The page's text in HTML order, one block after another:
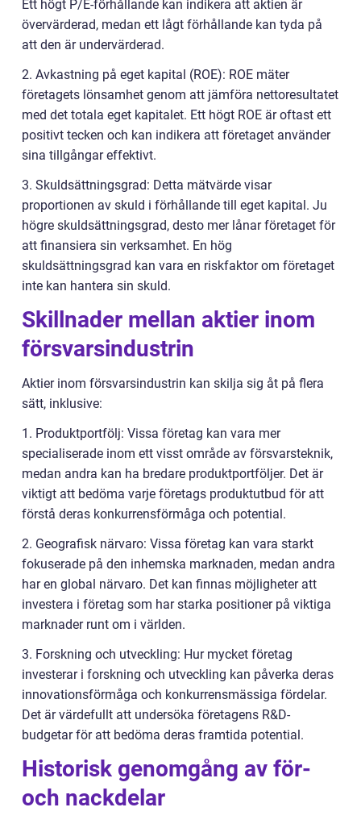
Ett högt P/E-förhållande kan indikera att aktien är
övervärderad, medan ett lågt förhållande kan tyda på
att den är undervärderad.
2. Avkastning på eget kapital (ROE): ROE mäter
företagets lönsamhet genom att jämföra nettoresultatet
med det totala eget kapitalet. Ett högt ROE är oftast ett
positivt tecken och kan indikera att företaget använder
sina tillgångar effektivt.
3. Skuldsättningsgrad: Detta mätvärde visar
proportionen av skuld i förhållande till eget kapital. Ju
högre skuldsättningsgrad, desto mer lånar företaget för
att finansiera sin verksamhet. En hög
skuldsättningsgrad kan vara en riskfaktor om företaget
inte kan hantera sin skuld.
Skillnader mellan aktier inom
försvarsindustrin
Aktier inom försvarsindustrin kan skilja sig åt på flera
sätt, inklusive:
1. Produktportfölj: Vissa företag kan vara mer
specialiserade inom ett visst område av försvarsteknik,
medan andra kan ha bredare produktportföljer. Det är
viktigt att bedöma varje företags produktutbud för att
förstå deras konkurrensförmåga och potential.
2. Geografisk närvaro: Vissa företag kan vara starkt
fokuserade på den inhemska marknaden, medan andra
har en global närvaro. Det kan finnas möjligheter att
investera i företag som har starka positioner på viktiga
marknader runt om i världen.
3. Forskning och utveckling: Hur mycket företag
investerar i forskning och utveckling kan påverka deras
innovationsförmåga och konkurrensmässiga fördelar.
Det är värdefullt att undersöka företagens R&D-
budgetar för att bedöma deras framtida potential.
Historisk genomgång av för-
och nackdelar